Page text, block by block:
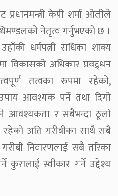
केपी शर्मा ओलीले
नेतृत्व गर्नुभएको छ ।
धर्मपत्नी राधिका शाक्य
विकासको अधिकार प्रवद्र्धन
तत्वका रुपमा रहेको,
आवश्यक पर्ने तथा दिगो
आवश्यकता र सबैभन्दा ठूलो
रहेको अति गरीबीका साथै सबै
निवारणलाई सबै तरिका
कुरालाई स्वीकार गर्ने उद्देश्य